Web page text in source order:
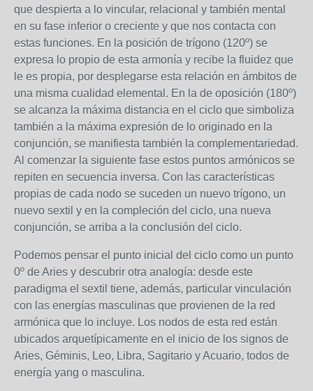
que despierta a lo vincular, relacional y también mental
en su fase inferior o creciente y que nos contacta con
estas funciones. En la posición de trígono (120º) se
expresa lo propio de esta armonía y recibe la fluidez que
le es propia, por desplegarse esta relación en ámbitos de
una misma cualidad elemental. En la de oposición (180º)
se alcanza la máxima distancia en el ciclo que simboliza
también a la máxima expresión de lo originado en la
conjunción, se manifiesta también la complementariedad.
Al comenzar la siguiente fase estos puntos armónicos se
repiten en secuencia inversa. Con las características
propias de cada nodo se suceden un nuevo trígono, un
nuevo sextil y en la compleción del ciclo, una nueva
conjunción, se arriba a la conclusión del ciclo.
Podemos pensar el punto inicial del ciclo como un punto
0º de Aries y descubrir otra analogía: desde este
paradigma el sextil tiene, además, particular vinculación
con las energías masculinas que provienen de la red
armónica que lo incluye. Los nodos de esta red están
ubicados arquetípicamente en el inicio de los signos de
Aries, Géminis, Leo, Libra, Sagitario y Acuario, todos de
energía yang o masculina.